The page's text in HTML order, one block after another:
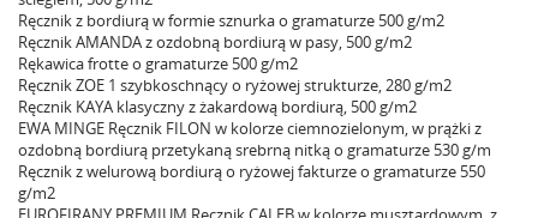
Ręcznik z bordiurą w formie sznurka o gramaturze 500 g/m2
Ręcznik AMANDA z ozdobną bordiurą w pasy, 500 g/m2
Rękawica frotte o gramaturze 500 g/m2
Ręcznik ZOE 1 szybkoschnący o ryżowej strukturze, 280 g/m2
Ręcznik KAYA klasyczny z żakardową bordiurą, 500 g/m2
EWA MINGE Ręcznik FILON w kolorze ciemnozielonym, w prążki z
ozdobną bordiurą przetykaną srebrną nitką o gramaturze 530 g/m
Ręcznik z welurową bordiurą o ryżowej fakturze o gramaturze 550
g/m2